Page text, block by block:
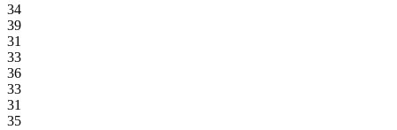
34
39
31
33
36
33
31
35